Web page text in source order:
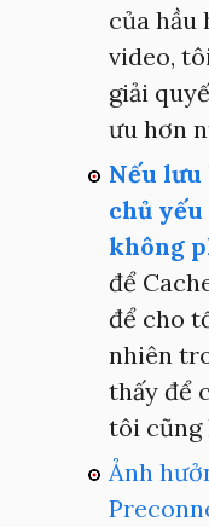
của hầu
video,
giải
ưu hơn
Nếu lưu
chủ
không
để
để cho
nhiên
thấy để
tôi cũng
Ảnh